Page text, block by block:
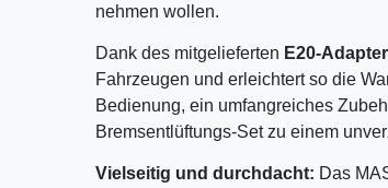
nehmen wollen.
Dank des mitgelieferten E20-
Fahrzeugen und erleichtert so die
Bedienung, ein umfangreiches
Bremsentlüftungs-Set zu einem
Vielseitig und durchdacht: Das